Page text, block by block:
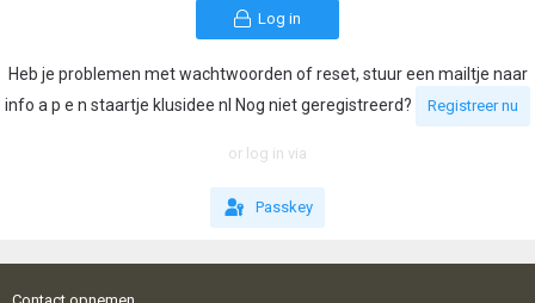
Log in
Heb je problemen met wachtwoorden of reset, stuur een mailtje naar
info a p e n staartje klusidee nl Nog niet geregistreerd?
Registreer nu
or log in via
Passkey